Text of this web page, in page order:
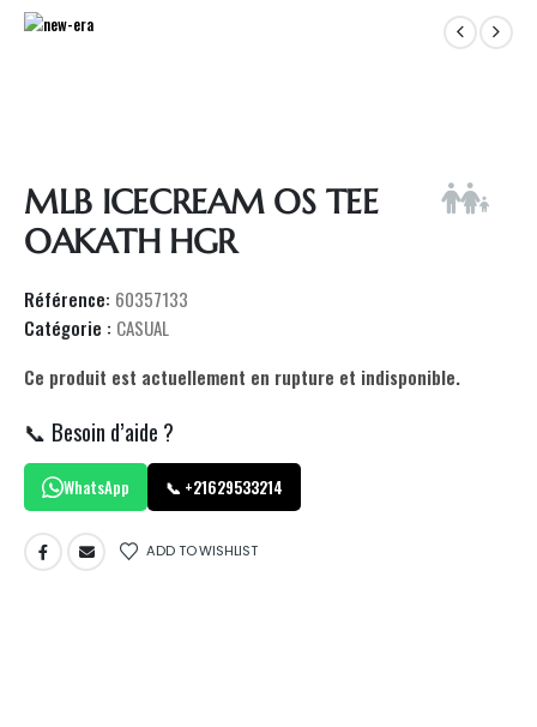
MLB ICECREAM OS TEE
OAKATH HGR
Référence: 60357133
Catégorie : CASUAL
Ce produit est actuellement en rupture et indisponible.
📞 Besoin d’aide ?
WhatsApp 📞 +21629533214
ADD TO WISHLIST